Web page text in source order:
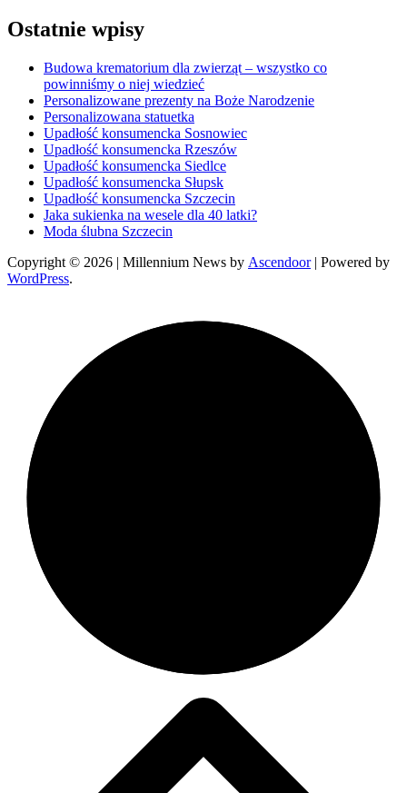
Ostatnie wpisy
Budowa krematorium dla zwierząt – wszystko co
powinniśmy o niej wiedzieć
Personalizowane prezenty na Boże Narodzenie
Personalizowana statuetka
Upadłość konsumencka Sosnowiec
Upadłość konsumencka Rzeszów
Upadłość konsumencka Siedlce
Upadłość konsumencka Słupsk
Upadłość konsumencka Szczecin
Jaka sukienka na wesele dla 40 latki?
Moda ślubna Szczecin
Copyright © 2026 | Millennium News by Ascendoor| Powered by
WordPress.